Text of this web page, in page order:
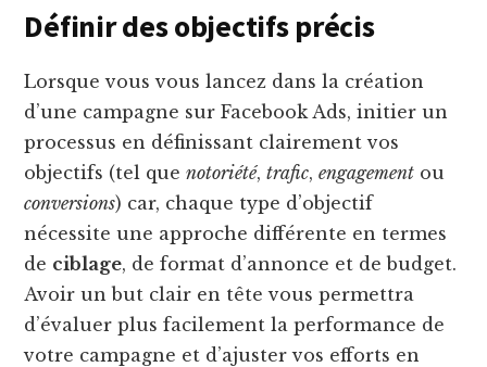
Définir des objectifs précis
Lorsque vous vous lancez dans la création
d’une campagne sur Facebook Ads, initier un
processus en définissant clairement vos
objectifs (tel quenotoriété,trafic,engagement ou
conversions) car, chaque type d’objectif
nécessite une approche différente en termes
de ciblage, de format d’annonce et de budget.
Avoir un but clair en tête vous permettra
d’évaluer plus facilement la performance de
votre campagne et d’ajuster vos efforts en